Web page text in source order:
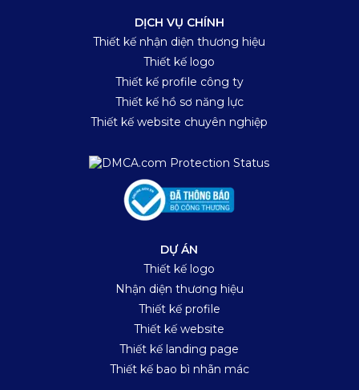
DỊCH VỤ CHÍNH
Thiết kế nhận diện thương hiệu
Thiết kế logo
Thiết kế profile công ty
Thiết kế hồ sơ năng lực
Thiết kế website chuyên nghiệp
DỰ ÁN
Thiết kế logo
Nhận diện thương hiệu
Thiết kế profile
Thiết kế website
Thiết kế landing page
Thiết kế bao bì nhãn mác